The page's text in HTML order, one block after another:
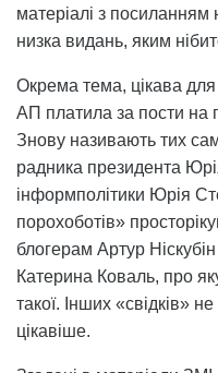
матеріалі з посиланням
низка видань, яким
Окрема тема, цікава
АП платила за пости на
Знову називають тих
радника президента
інформполітики Юрія
порохоботів»
блогерам Артур
Катерина Коваль, про
такої. Інших «свідків»
цікавіше.